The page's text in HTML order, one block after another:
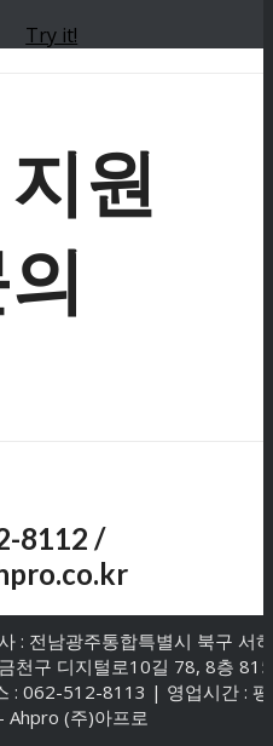
Try it!
원
8112 /
: 전남광주통합특별시 북구
천구 디지털로10길 78, 8층
: 062-512-8113 | 영업시간 :
Ahpro (주)아프로